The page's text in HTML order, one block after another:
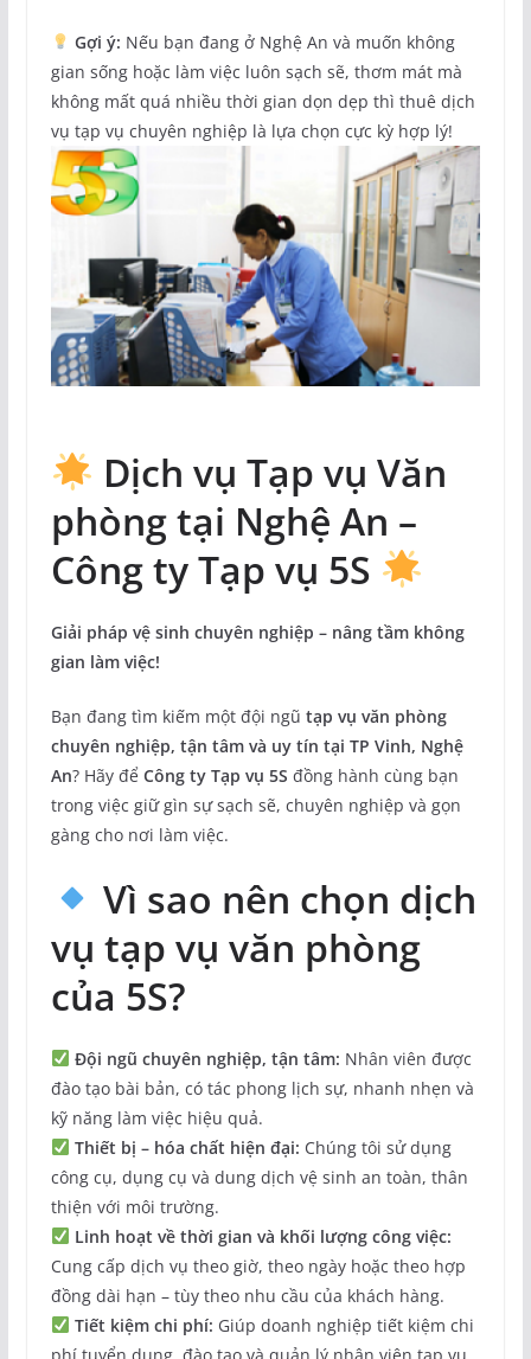
Gợi ý: Nếu bạn đang ở Nghệ An và muốn không
gian sống hoặc làm việc luôn sạch sẽ, thơm mát mà
không mất quá nhiều thời gian dọn dẹp thì thuê dịch
vụ tạp vụ chuyên nghiệp là lựa chọn cực kỳ hợp lý!
Dưới đây là phần giới thiệu chuyên nghiệp mà bạn
Dịch vụ Tạp vụ Văn
phòng tại Nghệ An –
Công ty Tạp vụ 5S
Giải pháp vệ sinh chuyên nghiệp – nâng tầm không
gian làm việc!
Bạn đang tìm kiếm một đội ngũ tạp vụ văn phòng
chuyên nghiệp, tận tâm và uy tín tại TP Vinh, Nghệ
An? Hãy để Công ty Tạp vụ 5S đồng hành cùng bạn
trong việc giữ gìn sự sạch sẽ, chuyên nghiệp và gọn
gàng cho nơi làm việc.
Vì sao nên chọn dịch
vụ tạp vụ văn phòng
của 5S?
Đội ngũ chuyên nghiệp, tận tâm: Nhân viên được
đào tạo bài bản, có tác phong lịch sự, nhanh nhẹn và
kỹ năng làm việc hiệu quả.
Thiết bị – hóa chất hiện đại: Chúng tôi sử dụng
công cụ, dụng cụ và dung dịch vệ sinh an toàn, thân
thiện với môi trường.
Linh hoạt về thời gian và khối lượng công việc:
Cung cấp dịch vụ theo giờ, theo ngày hoặc theo hợp
đồng dài hạn – tùy theo nhu cầu của khách hàng.
Tiết kiệm chi phí: Giúp doanh nghiệp tiết kiệm chi
phí tuyển dụng, đào tạo và quản lý nhân viên tạp vụ